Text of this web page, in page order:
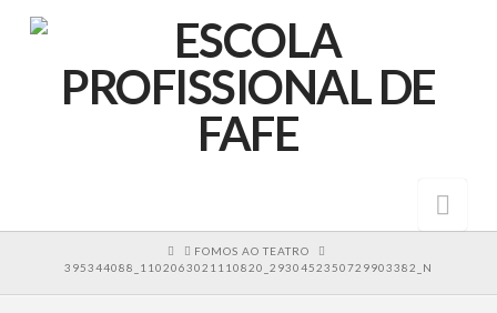
HOMEFOMOS AO TEATRO
395344088_1102063021110820_2930452350729903382_N